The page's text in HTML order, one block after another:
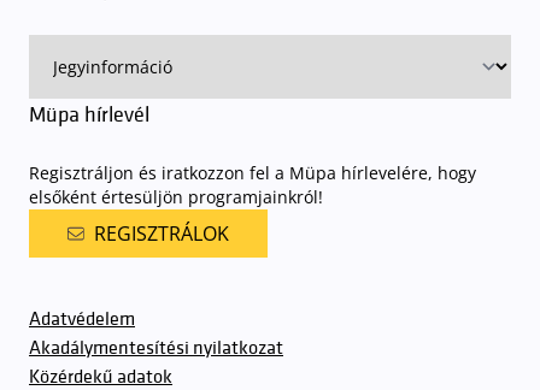
Müpa hírlevél
Regisztráljon és iratkozzon fel a Müpa hírlevelére, hogy
elsőként értesüljön programjainkról!
REGISZTRÁLOK
Adatvédelem
Akadálymentesítési nyilatkozat
Közérdekű adatok